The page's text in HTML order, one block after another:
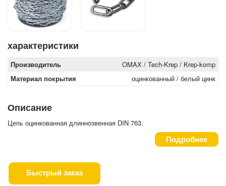
характеристики
Производитель
OMAX / Tech-Krep / Krep-komp
Материал покрытия
оцинкованный / белый цинк
Описание
Цепь оцинкованная длиннозвенная DIN 763.
Подробнее
Быстрый заказ